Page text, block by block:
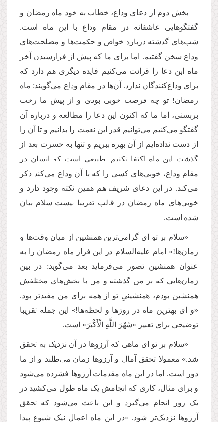
بخش دوم از دعای وداع، خطاب به خود ماه رمضان و
گفتگوهایی عاشقانه در مقام وداع با این ماه است.
شب‌های گذشته درباره خواص و حکمت‌ها و مصلحت‌های
وداع سخن گفتیم. اما برای ما که پیش از فرارسیدن آخر
ماه این دعا را قرائت می‌کنیم فایده دیگری هم دارد که
برای وداع‌کنندگان ندارد. آن‌ها در مقام وداع می‌گویند: ماه
رمضان! تو چه فرصت خوبی بودی و از پیش ما رخت
بربستی، اما ما که اکنون این دعا را مطالعه و درباره آن
گفتگو می‌کنیم می‌توانیم قدر این نعمت را بدانیم و تا آن را
از دست‌ نداده‌ایم از آن بهره ببریم و تنها به حسرت بعد از
گذشت این ماه اکتفا نکنیم. طبیعی است که انسان در
مقام وداع، خوبی‌های کسی را که با آن وداع می‌کند ذکر
می‌کند. در این دعای شریف هم همین نکته وجود دارد و
خوبی‌های ماه رمضان در قالب تقریبا بیست سلام بیان
شده است.
«سلام بر تو ای گرامی‌ترین همنشین از میان وقت‌ها و
زمان‌ها!» امام علیه‌السلام در این فراز ماه رمضان را به
عنوان همنشین تصور می‌فرماید بعد می‌گوید: در بین
زمان‌هایی که بر من گذشته و من با بخش‌های مختلفش
همنشین بودم، همنشینیِ تو از همه برای من مفیدتر بود.
«و ای بهترین ماه در روزها و لحظه‌ها!» این جمله تقریبا
توضیحی برای تعبیر «شَهْرَ اللَّهِ الْأَكْبَرَ» است.
«سلام بر تو ای ماهی که آرزوها در آن نزدیک به تحقق
شد.» معمولا تحقق آمال و آرزوها زمان می‌طلبد و از ما
دور است. اما در این ماه مقدمات آرزوها فشرده می‌شود
و برای مثال، کاری که انجامش یک ماه طول می‌کشید در
یک روز انجام می‌گیرد و این باعث می‌شود که تحقق
آرزوها نزدیک‌تر شود. «در این ماه اعمال نیک شیوع پیدا